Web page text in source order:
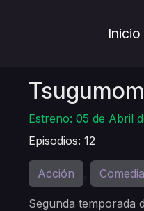
Inicio
Estreno: 05 de Abril
Episodios: 12
Acción Comedia
Segunda temporada